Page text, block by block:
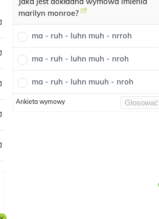
marilyn monroe?
ma - ruh - luhn muh - nrroh
ma - ruh - luhn muh - nroh
ma - ruh - luhn muuh - nroh
Ankieta wymowy Glosować